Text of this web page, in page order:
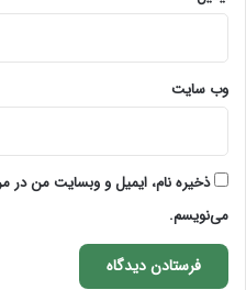
وب‌ سایت
ذخیره نام، ایمیل و وبسایت من در
می‌نویسم.